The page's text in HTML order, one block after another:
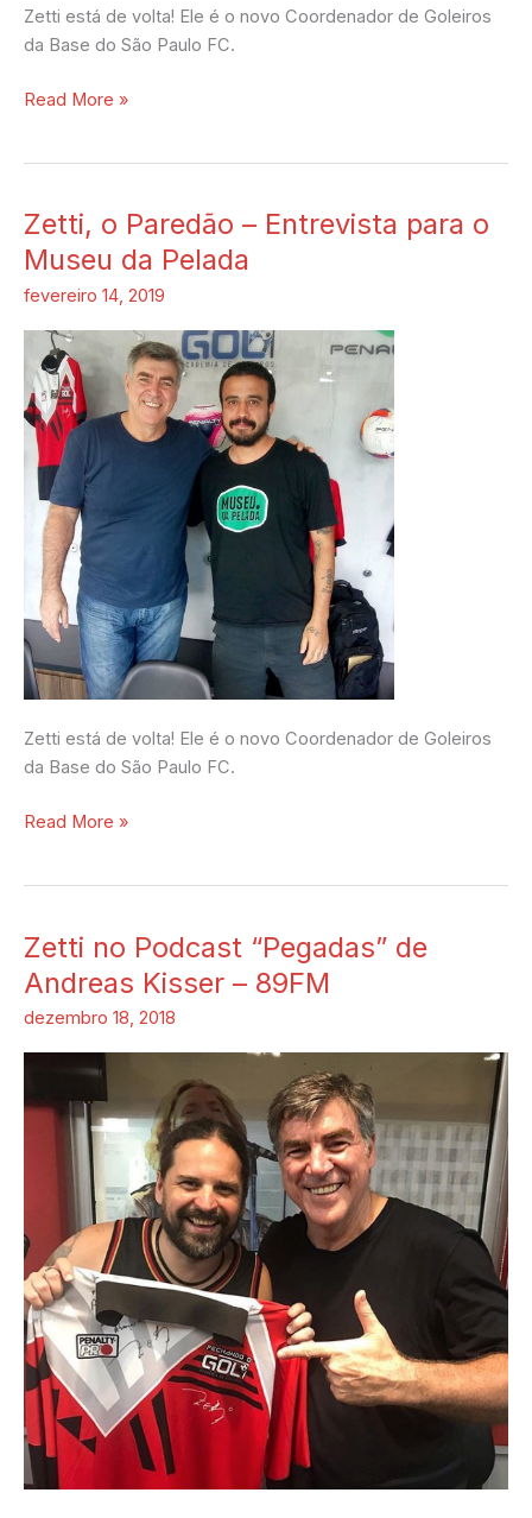
Zetti está de volta! Ele é o novo Coordenador de Goleiros
da Base do São Paulo FC.
Read More »
Zetti, o Paredão – Entrevista para o
Museu da Pelada
fevereiro 14, 2019
Zetti está de volta! Ele é o novo Coordenador de Goleiros
da Base do São Paulo FC.
Zetti,
o
Paredão
–
Entrevista
para
o
Museu
da
Pelada
Read More »
Zetti no Podcast “Pegadas” de
Andreas Kisser – 89FM
dezembro 18, 2018
Zetti
no
Podcast
“Pegadas”
de
Kisser